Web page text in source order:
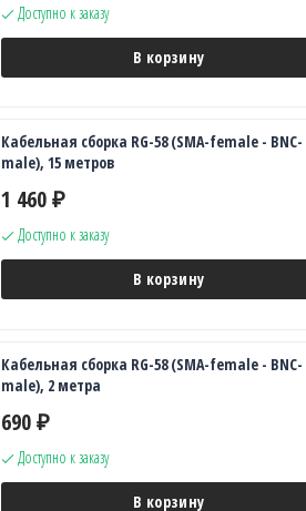
Доступно к заказу
В корзину
Кабельная сборка RG-58 (SMA-female - BNC-
male), 15 метров
1 460 ₽
Доступно к заказу
В корзину
Кабельная сборка RG-58 (SMA-female - BNC-
male), 2 метра
690 ₽
Доступно к заказу
В корзину